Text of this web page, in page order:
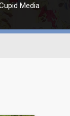
Media